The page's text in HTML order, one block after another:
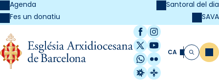
Agenda
Fes un donatiu
Santoral del dia
SAVA
Facebook
Instagram
X / Twitter
YouTube
WhatsApp
Flickr
Radio Estel
Catalunya
CA Cerca